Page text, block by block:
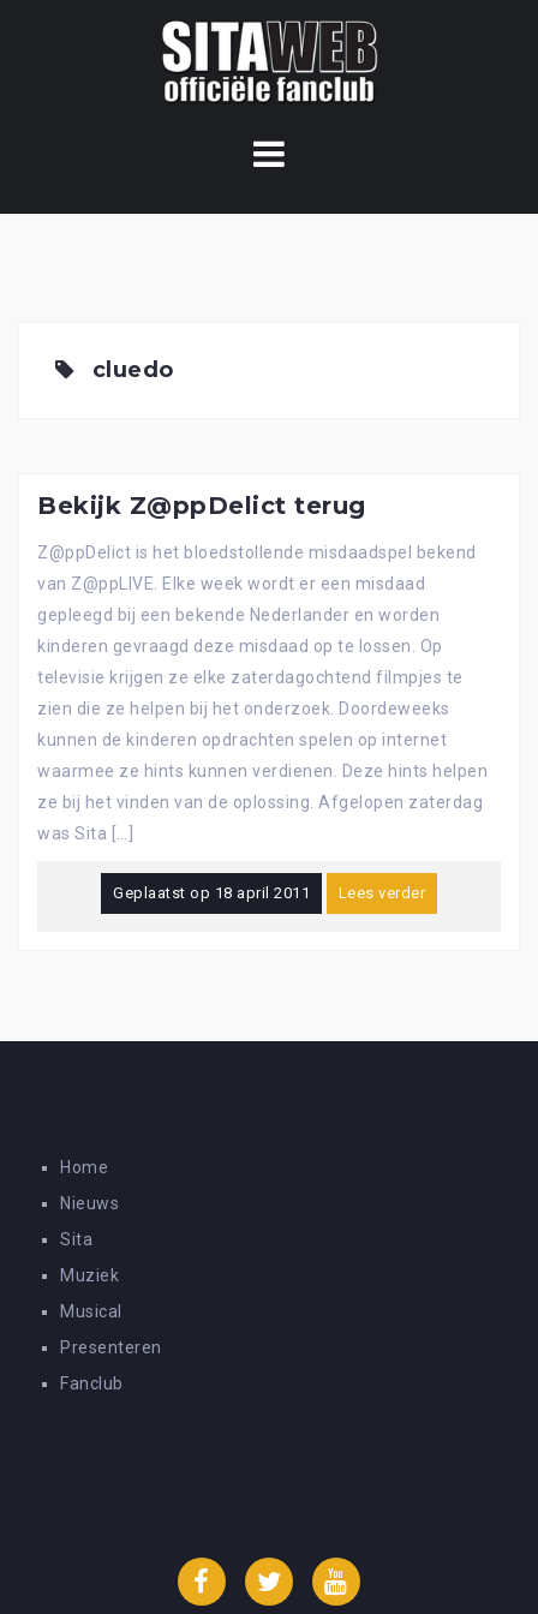
cluedo
Bekijk Z@ppDelict terug
Z@ppDelict is het bloedstollende misdaadspel bekend
van Z@ppLIVE. Elke week wordt er een misdaad
gepleegd bij een bekende Nederlander en worden
kinderen gevraagd deze misdaad op te lossen. Op
televisie krijgen ze elke zaterdagochtend filmpjes te
zien die ze helpen bij het onderzoek. Doordeweeks
kunnen de kinderen opdrachten spelen op internet
waarmee ze hints kunnen verdienen. Deze hints helpen
ze bij het vinden van de oplossing. Afgelopen zaterdag
was Sita […]
Geplaatst op 18 april 2011 Lees verder
Home
Nieuws
Sita
Muziek
Musical
Presenteren
Fanclub
FacebookTwitter YouTube